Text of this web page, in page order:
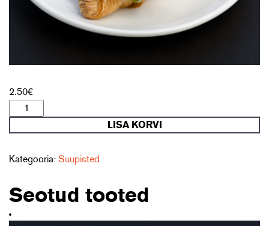
2.50€
Mini
croissant
röstpaprika
kogus
LISA KORVI
Kategooria: Suupisted
Seotud tooted